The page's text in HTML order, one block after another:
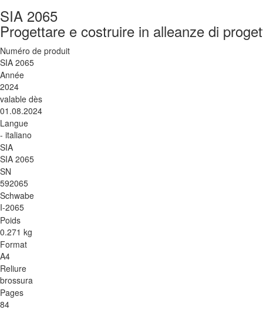
SIA 2065
Progettare e costruire in alleanze di
Numéro de produit
SIA 2065
Année
2024
valable dès
01.08.2024
Langue
- italiano
SIA
SIA 2065
SN
592065
Schwabe
I-2065
Poids
0.271 kg
Format
A4
Reliure
brossura
Pages
84